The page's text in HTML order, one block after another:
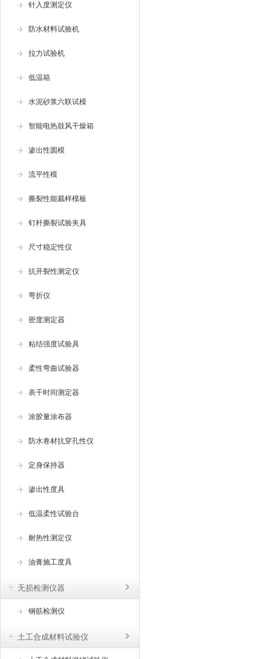
针入度测定仪
防水材料试验机
拉力试验机
低温箱
水泥砂浆六联试模
智能电热鼓风干燥箱
渗出性圆模
流平性模
撕裂性能裁样模板
钉杆撕裂试验夹具
尺寸稳定性仪
抗开裂性测定仪
弯折仪
密度测定器
粘结强度试验具
柔性弯曲试验器
表干时间测定器
涂胶量涂布器
防水卷材抗穿孔性仪
定身保持器
渗出性度具
低温柔性试验台
耐热性测定仪
油膏施工度具
无损检测仪器
钢筋检测仪
土工合成材料试验仪